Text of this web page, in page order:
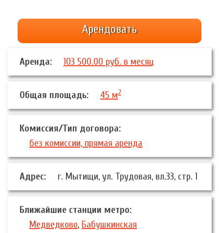
Арендовать
Аренда: 103 500.00 руб. в месяц
Общая площадь: 45 м2
Комиссия/Тип договора:
без комиссии, прямая аренда
Адрес: г. Мытищи, ул. Трудовая, вл.33, стр. 1
Ближайшие станции метро:
Медведково, Бабушкинская